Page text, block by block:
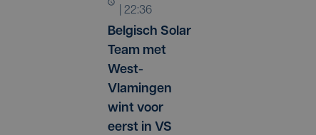
| 22:36
Belgisch Solar
Team met
West-
Vlamingen
wint voor
eerst in VS